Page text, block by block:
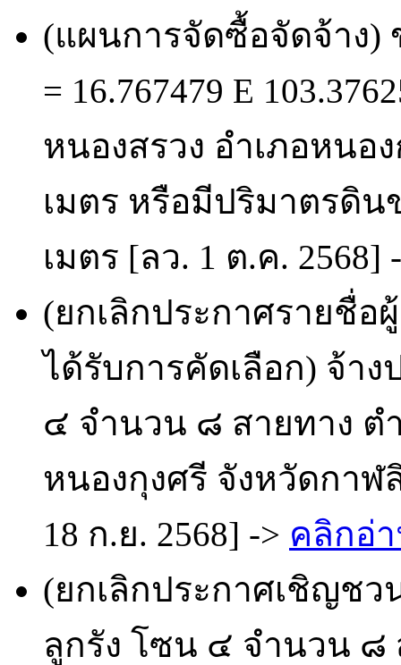
(แผนการจัดซื้อจัดจ้าง)
= 16.767479 E
หนองสรวง อำเภอหนอ
เมตร หรือมีปริมาตรดิน
เมตร [ลว. 1 ต.ค. 2568]
(ยกเลิกประกาศรายชื่อ
ได้รับการคัดเลือก) จ้า
๔ จำนวน ๘ สายทาง ต
หนองกุงศรี จังหวัดกาฬ
18 ก.ย. 2568] -> คลิกอ่
(ยกเลิกประกาศเชิญช
ลูกรัง โซน ๔ จำนวน ๘